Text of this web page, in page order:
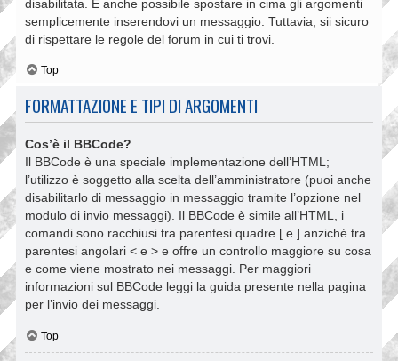
disabilitata. È anche possibile spostare in cima gli argomenti
semplicemente inserendovi un messaggio. Tuttavia, sii sicuro
di rispettare le regole del forum in cui ti trovi.
Top
FORMATTAZIONE E TIPI DI ARGOMENTI
Cos’è il BBCode?
Il BBCode è una speciale implementazione dell’HTML;
l’utilizzo è soggetto alla scelta dell’amministratore (puoi anche
disabilitarlo di messaggio in messaggio tramite l’opzione nel
modulo di invio messaggi). Il BBCode è simile all’HTML, i
comandi sono racchiusi tra parentesi quadre [ e ] anziché tra
parentesi angolari < e > e offre un controllo maggiore su cosa
e come viene mostrato nei messaggi. Per maggiori
informazioni sul BBCode leggi la guida presente nella pagina
per l’invio dei messaggi.
Top